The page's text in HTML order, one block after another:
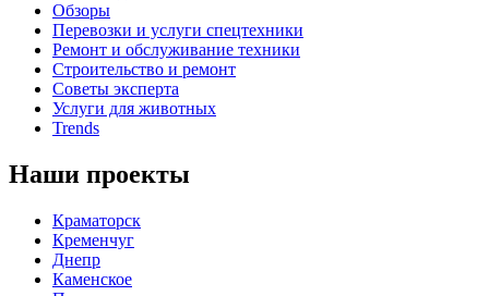
Обзоры
Перевозки и услуги спецтехники
Ремонт и обслуживание техники
Строительство и ремонт
Советы эксперта
Услуги для животных
Trends
Наши проекты
Краматорск
Кременчуг
Днепр
Каменское